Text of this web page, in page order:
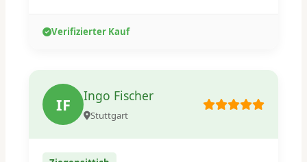
Verifizierter Kauf
IF Ingo Fischer
Stuttgart